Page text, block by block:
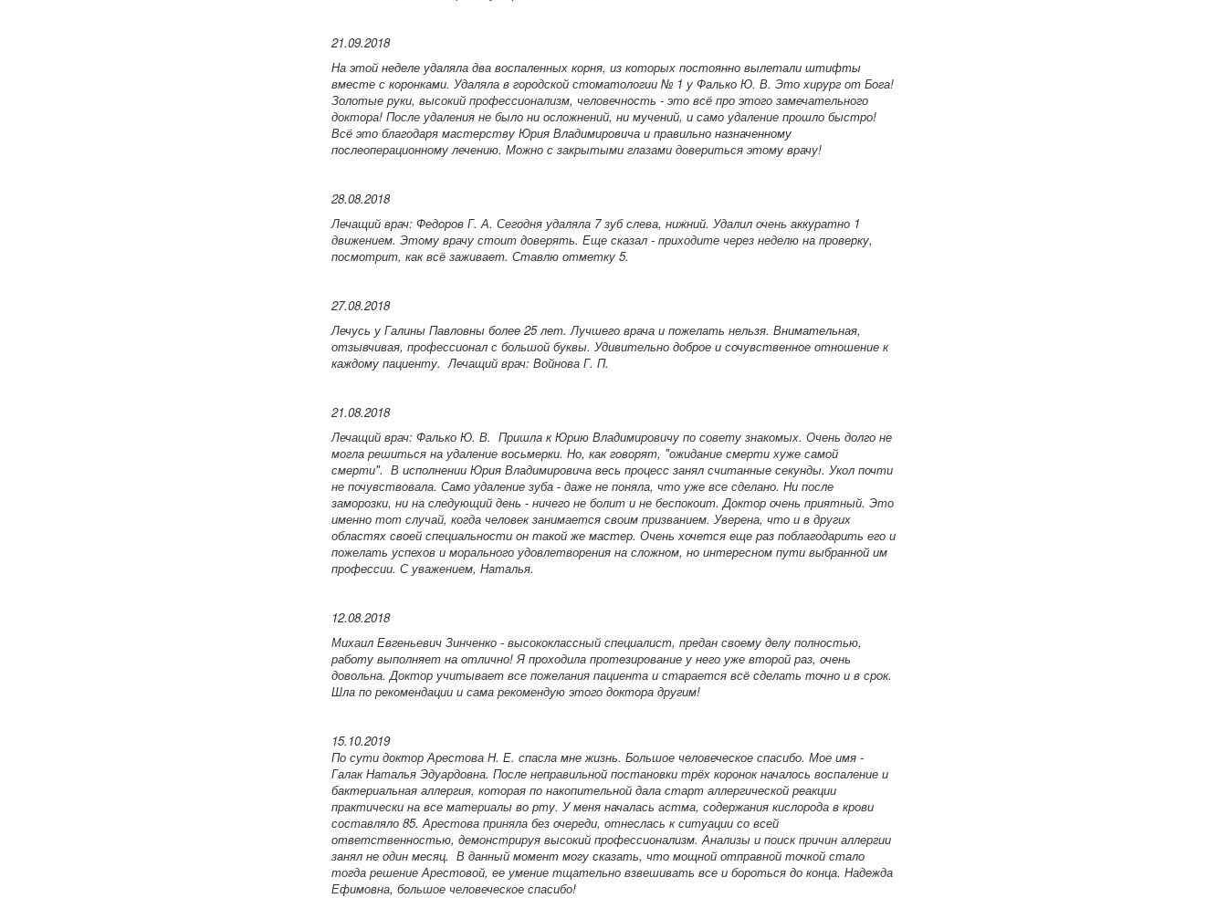
21.09.2018
На этой неделе удаляла два воспаленных корня, из которых постоянно вылетали штифты
вместе с коронками. Удаляла в городской стоматологии № 1 у Фалько Ю. В. Это хирург от Бога!
Золотые руки, высокий профессионализм, человечность - это всё про этого замечательного
доктора! После удаления не было ни осложнений, ни мучений, и само удаление прошло быстро!
Всё это благодаря мастерству Юрия Владимировича и правильно назначенному
послеоперационному лечению. Можно с закрытыми глазами довериться этому врачу!
28.08.2018
Лечащий врач: Федоров Г. А. Сегодня удаляла 7 зуб слева, нижний. Удалил очень аккуратно 1
движением. Этому врачу стоит доверять. Еще сказал - приходите через неделю на проверку,
посмотрит, как всё заживает. Ставлю отметку 5.
27.08.2018
Лечусь у Галины Павловны более 25 лет. Лучшего врача и пожелать нельзя. Внимательная,
отзывчивая, профессионал с большой буквы. Удивительно доброе и сочувственное отношение к
каждому пациенту.Лечащий врач: Войнова Г. П.
21.08.2018
Лечащий врач: Фалько Ю. В. Пришла к Юрию Владимировичу по совету знакомых. Очень долго не
могла решиться на удаление восьмерки. Но, как говорят, "ожидание смерти хуже самой
смерти". В исполнении Юрия Владимировича весь процесс занял считанные секунды. Укол почти
не почувствовала. Само удаление зуба - даже не поняла, что уже все сделано. Ни после
заморозки, ни на следующий день - ничего не болит и не беспокоит. Доктор очень приятный. Это
именно тот случай, когда человек занимается своим призванием. Уверена, что и в других
областях своей специальности он такой же мастер. Очень хочется еще раз поблагодарить его и
пожелать успехов и морального удовлетворения на сложном, но интересном пути выбранной им
профессии. С уважением, Наталья.
12.08.2018
Михаил Евгеньевич Зинченко - высококлассный специалист, предан своему делу полностью,
работу выполняет на отлично! Я проходила протезирование у него уже второй раз, очень
довольна. Доктор учитывает все пожелания пациента и старается всё сделать точно и в срок.
Шла по рекомендации и сама рекомендую этого доктора другим!
15.10.2019
По сути доктор Арестова Н. Е. спасла мне жизнь. Большое человеческое спасибо. Мое имя -
Галак Наталья Эдуардовна. После неправильной постановки трёх коронок началось воспаление и
бактериальная аллергия, которая по накопительной дала старт аллергической реакции
практически на все материалы во рту. У меня началась астма, содержания кислорода в крови
составляло 85. Арестова приняла без очереди, отнеслась к ситуации со всей
ответственностью, демонстрируя высокий профессионализм. Анализы и поиск причин аллергии
занял не один месяц. В данный момент могу сказать, что мощной отправной точкой стало
тогда решение Арестовой, ее умение тщательно взвешивать все и бороться до конца. Надежда
Ефимовна, большое человеческое спасибо!